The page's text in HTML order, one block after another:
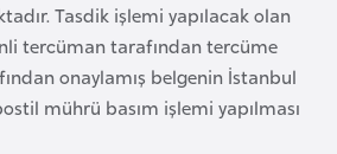
Tasdik işlemi yapılacak olan
tercüman tarafından tercüme
onaylamış belgenin İstanbul
mührü basım işlemi yapılması